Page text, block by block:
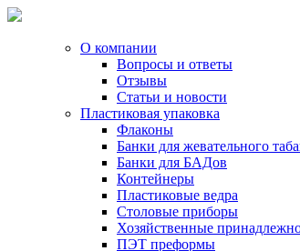
О компании
Вопросы и ответы
Отзывы
Статьи и новости
Пластиковая упаковка
Флаконы
Банки для жевательного
Банки для БАДов
Контейнеры
Пластиковые ведра
Столовые приборы
Хозяйственные
ПЭТ преформы